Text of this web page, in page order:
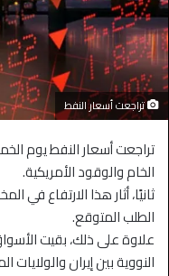
تراجعت أسعار النفط
تراجعت أسعار النفط يوم
الخام والوقود الأمريكية.
ثانيًا، أثار هذا الارتفاع
الطلب المتوقع.
علاوة على ذلك، بقيت
النووية بين إيران والولايات